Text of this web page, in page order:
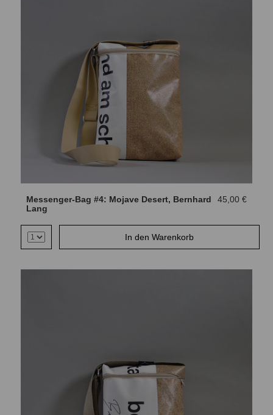
45,00 €
Messenger-Bag #4: Mojave Desert, Bernhard
Lang